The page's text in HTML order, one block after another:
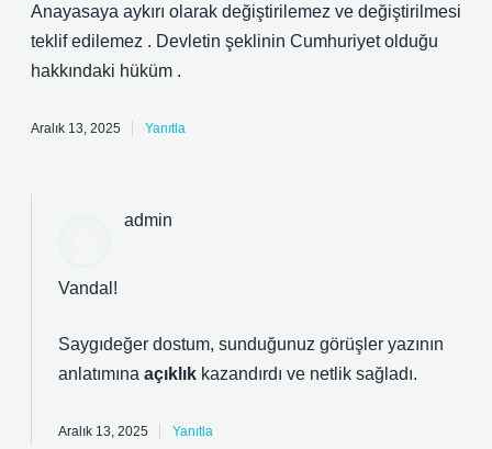
Anayasaya aykırı olarak değiştirilemez ve değiştirilmesi
teklif edilemez . Devletin şeklinin Cumhuriyet olduğu
hakkındaki hüküm .
Aralık 13, 2025 Yanıtla
admin
Vandal!
Saygıdeğer dostum, sunduğunuz görüşler yazının
anlatımına açıklık kazandırdı ve netlik sağladı.
Aralık 13, 2025 Yanıtla